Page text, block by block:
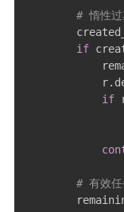
# 惰性过
if
            r
.
if
# 有效任